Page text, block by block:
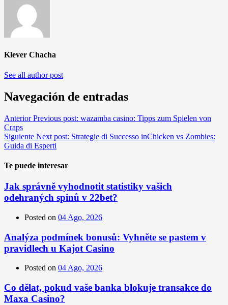
Klever Chacha
See all author post
Navegación de entradas
Anterior Previous post: wazamba casino: Tipps zum Spielen von
Craps
Siguiente Next post: Strategie di Successo inChicken vs Zombies:
Guida di Esperti
Te puede interesar
Jak správně vyhodnotit statistiky vašich
odehraných spinů v 22bet?
Posted on 04 Ago, 2026
Analýza podmínek bonusů: Vyhněte se pastem v
pravidlech u Kajot Casino
Posted on 04 Ago, 2026
Co dělat, pokud vaše banka blokuje transakce do
Maxa Casino?